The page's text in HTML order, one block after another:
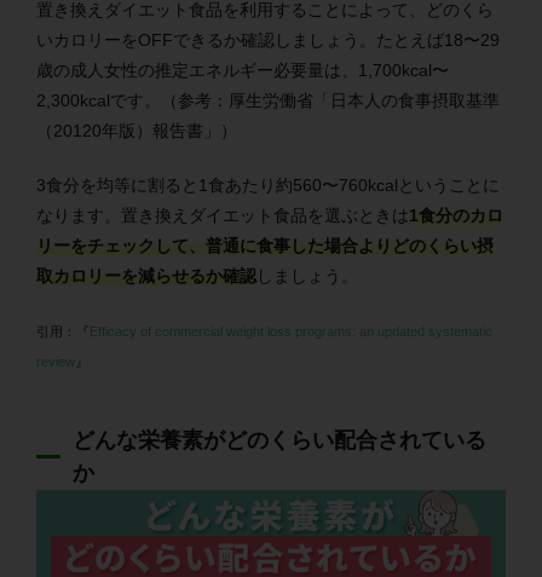
置き換えダイエット食品を利用することによって、どのくら
いカロリーをOFFできるか確認しましょう。たとえば18〜29
歳の成人女性の推定エネルギー必要量は、1,700kcal〜
2,300kcalです。（参考：厚生労働省「
日本人の食事摂取基準
（20120年版）報告書 」）
3食分を均等に割ると1食あたり約560〜760kcalということに
なります。置き換えダイエット食品を選ぶときは1食分のカロ
リーをチェックして、普通に食事した場合よりどのくらい摂
取カロリーを減らせるか確認しましょう。
引用：『 Efficacy of commercial weight loss programs: an updated systematic
review
どんな栄養素がどのくらい配合されている
か